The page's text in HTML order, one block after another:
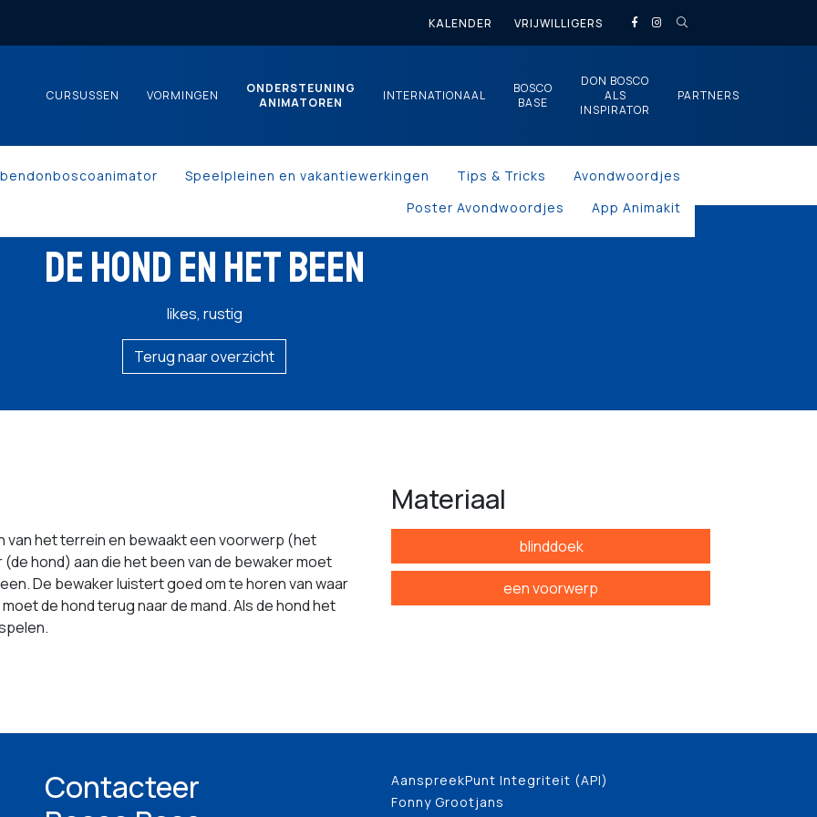
KALENDER VRIJWILLIGERS
CURSUSSEN VORMINGEN
ONDERSTEUNING
ANIMATOREN
Speelpleinen en vakantiewerkingen Tips & Tricks
Avondwoordjes
Poster Avondwoordjes
App Animakit
INTERNATIONAAL
BOSCO
BASE
DON BOSCO
ALS
INSPIRATOR
PARTNERS
DE HOND EN HET BEEN
likes, rustig
Terug naar overzicht
van het terrein en bewaakt een voorwerp (het
hond) aan die het been van de bewaker moet
De bewaker luistert goed om te horen van waar
de hond terug naar de mand. Als de hond het
Materiaal
blinddoek
een voorwerp
Contacteer
AanspreekPunt Integriteit (API)
Fonny Grootjans